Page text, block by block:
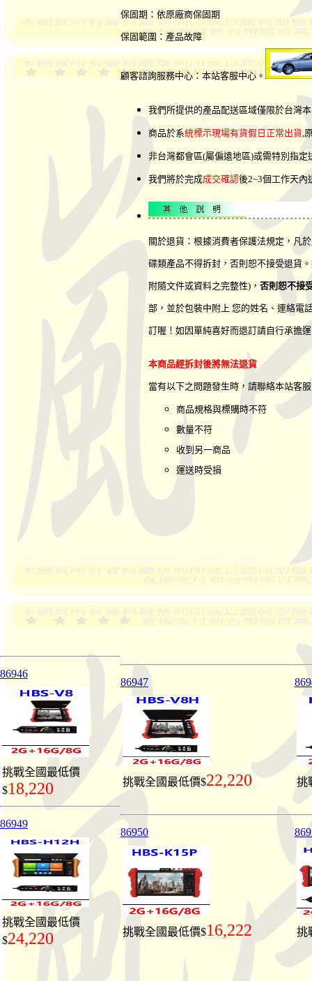
保固期：依原廠商保固期
保固範圍：產品故障
顧客諮詢服務中心：本站客服中心。
我們所提供的產品配送區域僅限於台灣
商品於系統標示現場有貨假日正常出貨,
非台灣都會區(屬偏遠地區)或需特別指
我們將於完成成交確認後2~3個工作天內
關於退貨：根據消費者保護法規定，凡
碟類產品不得拆封，否則恕不接受退貨
附隨文件或資料之完整性)， 否則恕不接
部，並於包裝中附上 您的姓名、連絡電
訂喔！如因單純喜好而退訂請自行承擔
本商品經拆封後將無法退貨
當有以下之問題發生時，請聯絡本站客
商品規格與標購時不符
數量不符
收到另一商品
運送時受損
86946
挑戰全國最低價
$18,220
86947
挑戰全國最低價$22,220 挑
86949
挑戰全國最低價
$24,220
86950
挑戰全國最低價$16,222 挑